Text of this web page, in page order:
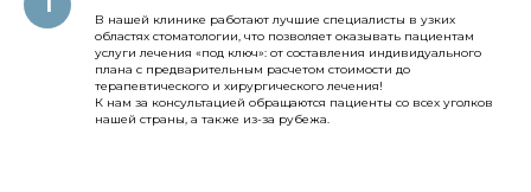
В нашей клинике работают лучшие специалисты в узких
областях стоматологии, что позволяет оказывать пациентам
услуги лечения «под ключ»: от составления индивидуального
плана с предварительным расчетом стоимости до
терапевтического и хирургического лечения!
К нам за консультацией обращаются пациенты со всех уголков
нашей страны, а также из-за рубежа.